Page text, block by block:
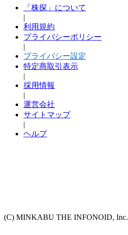
「株探」について
|
利用規約
プライバシーポリシー
|
プライバシー設定
特定商取引表示
|
採用情報
|
運営会社
サイトマップ
|
ヘルプ
(C) MINKABU THE INFONOID, Inc.